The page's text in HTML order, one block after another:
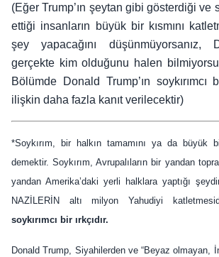
(Eğer Trump’ın şeytan gibi gösterdiği ve
ettiği insanların büyük bir kısmını
şey yapacağını düşünmüyorsanız,
gerçekte kim olduğunu halen
Bölümde Donald Trump’ın soykırımcı
ilişkin daha fazla kanıt verilecektir)
*Soykırım, bir halkın tamamını ya da büyük
demektir. Soykırım, Avrupalıların bir yandan
yandan Amerika’daki yerli halklara yaptığı
NAZİLERİN altı milyon Yahudiyi
soykırımcı bir ırkçıdır.
Donald Trump, Siyahilerden ve “Beyaz olmayan,